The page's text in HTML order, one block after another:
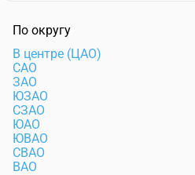
По округу
В центре (ЦАО)
САО
ЗАО
ЮЗАО
СЗАО
ЮАО
ЮВАО
СВАО
ВАО